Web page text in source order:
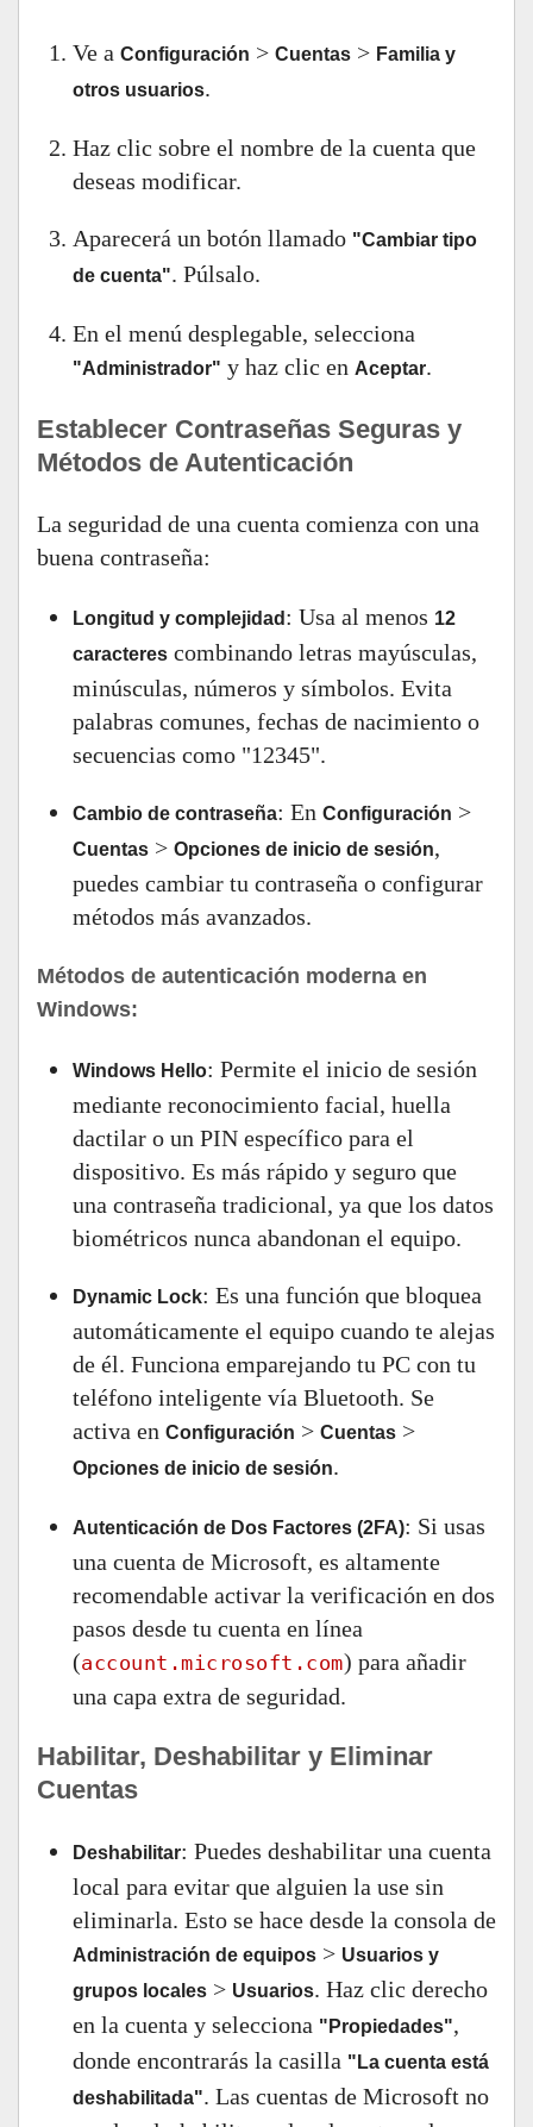
Ve a Configuración > Cuentas > Familia y
otros usuarios.
Haz clic sobre el nombre de la cuenta que
deseas modificar.
Aparecerá un botón llamado "Cambiar tipo
de cuenta". Púlsalo.
En el menú desplegable, selecciona
"Administrador" y haz clic en Aceptar.
Establecer Contraseñas Seguras y
Métodos de Autenticación
La seguridad de una cuenta comienza con una
buena contraseña:
Longitud y complejidad : Usa al menos 12
caracteres combinando letras mayúsculas,
minúsculas, números y símbolos. Evita
palabras comunes, fechas de nacimiento o
secuencias como "12345".
Cambio de contraseña: En Configuración >
Cuentas > Opciones de inicio de sesión,
puedes cambiar tu contraseña o configurar
métodos más avanzados.
Métodos de autenticación moderna en
Windows:
Windows Hello: Permite el inicio de sesión
mediante reconocimiento facial, huella
dactilar o un PIN específico para el
dispositivo. Es más rápido y seguro que
una contraseña tradicional, ya que los datos
biométricos nunca abandonan el equipo.
Dynamic Lock: Es una función que bloquea
automáticamente el equipo cuando te alejas
de él. Funciona emparejando tu PC con tu
teléfono inteligente vía Bluetooth. Se
activa en Configuración > Cuentas >
Opciones de inicio de sesión.
Autenticación de Dos Factores (2FA): Si usas
una cuenta de Microsoft, es altamente
recomendable activar la verificación en dos
pasos desde tu cuenta en línea
(account.microsoft.com) para añadir
una capa extra de seguridad.
Habilitar, Deshabilitar y Eliminar
Cuentas
Deshabilitar: Puedes deshabilitar una cuenta
local para evitar que alguien la use sin
eliminarla. Esto se hace desde la consola de
Administración de equipos > Usuarios y
grupos locales > Usuarios. Haz clic derecho
en la cuenta y selecciona "Propiedades",
donde encontrarás la casilla "La cuenta está
deshabilitada". Las cuentas de Microsoft no